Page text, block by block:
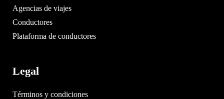
Agencias de viajes
Conductores
Plataforma de conductores
Legal
Términos y condiciones